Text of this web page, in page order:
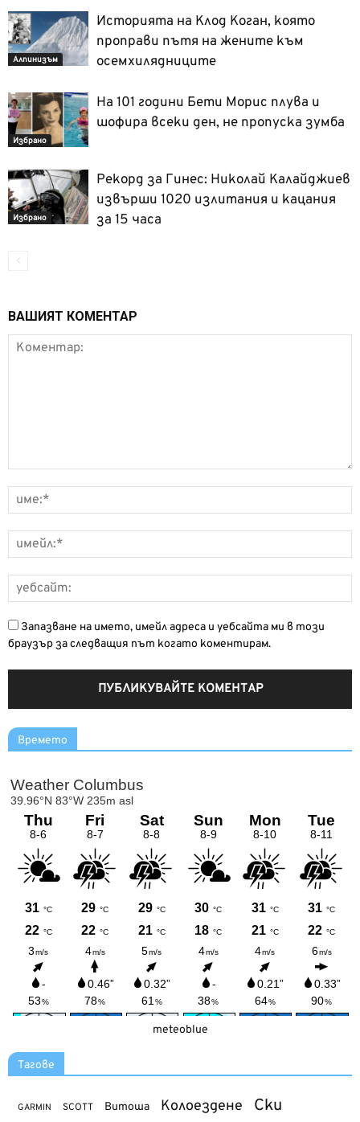
Алпинизъм
Историята на Клод Коган, която
проправи пътя на жените към
осемхилядниците
Избрано
На 101 години Бети Морис плува и
шофира всеки ден, не пропуска зумба
Избрано
Рекорд за Гинес: Николай Калайджиев
извърши 1020 излитания и кацания
за 15 часа
ВАШИЯТ КОМЕНТАР
Запазване на името, имейл адреса и уебсайта ми в този
браузър за следващия път когато коментирам.
Времето
meteoblue
Тагове
GARMIN SCOTT Витоша Колоездене Ски